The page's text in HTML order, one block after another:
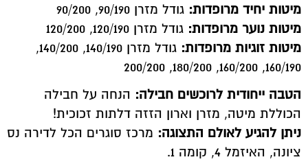
מיטות יחיד מרופדות: גודל מזרן 90/190, 90/200
מיטות נוער מרופדות: גודל מזרן 120/190, 120/200
מיטות זוגיות מרופדות:
גודל מזרן 140/190, 140/200,
160/190, 160/200, 180/200, 200/200
הטבה ייחודית לרוכשים חבילה: הנחה על חבילה
הכוללת מיטה, מזרן וארון הזזה דלתות זכוכית!
ניתן להגיע לאולם התצוגה: מרכז סוגרים הכל לדירה נס
ציונה, האיזמל 4, קומה 1.